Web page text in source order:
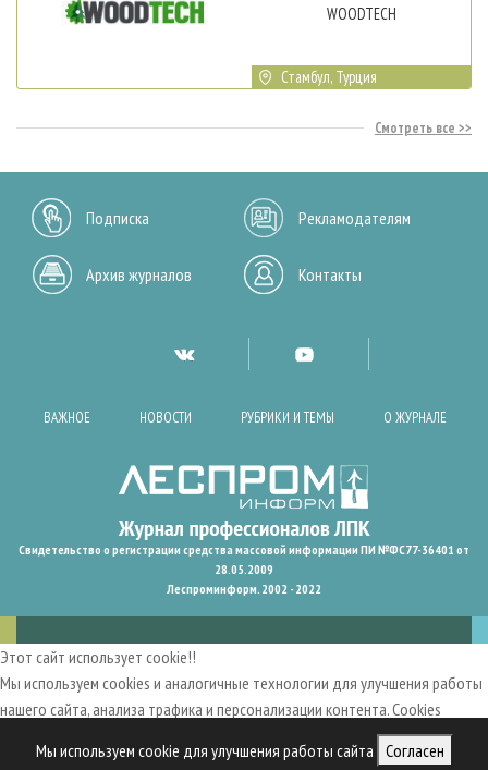
Мы используем cookie для улучшения работы сайта Согласен
WOODTECH
Стамбул, Турция
Смотреть все
Подписка Рекламодателям
Архив журналов Контакты
ВАЖНОЕ НОВОСТИ РУБРИКИ И ТЕМЫ О ЖУРНАЛЕ
Свидетельство о регистрации средства массовой информации ПИ №ФС77-36401 от
28.05.2009
Леспроминформ. 2002 - 2022
Этот сайт использует cookie!!
Мы используем cookies и аналогичные технологии для улучшения работы
нашего сайта, анализа трафика и персонализации контента. Cookies
пользовательский опыт